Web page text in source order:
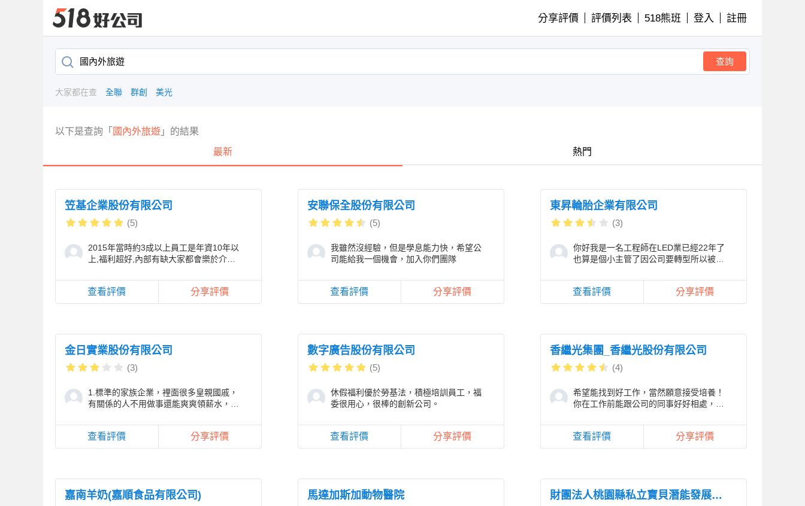
分享評價 評價列表 518熊班 登入 註冊
查詢
大家都在查 全聯 群創 美光
以下是查詢「 國內外旅遊 」的結果
最新
熱門
笠基企業股份有限公司
(5)
2015年當時約3成以上員工是年資10年以
上,福利超好,內部有缺大家都會樂於介紹
的公司真的很
查看評價 分享評價
安聯保全股份有限公司
(5)
我雖然沒經驗，但是學息能力快，希望公
司能給我一個機會，加入你們團隊
查看評價 分享評價
東昇輪胎企業有限公司
(3)
你好我是一名工程師在LED業已經22年了
也算是個小主管了因公司要轉型所以被資
試的機會，讓我
查看評價 分享評價
金日實業股份有限公司
(3)
1.標準的家族企業，裡面很多皇親國戚，
有關係的人不用做事還能爽爽領薪水，小
目前最年輕的
查看評價 分享評價
數字廣告股份有限公司
(5)
休假福利優於勞基法，積極培訓員工，福
委很用心，很棒的創新公司。
查看評價 分享評價
香繼光集團_香繼光股份有限公司
(4)
希望能找到好工作，當然願意接受培養！
你在工作前能跟公司的同事好好相處，為
查看評價 分享評價
嘉南羊奶(嘉順食品有限公司) 馬達加斯加動物醫院 財團法人桃園縣私立寶貝潛能發展中心